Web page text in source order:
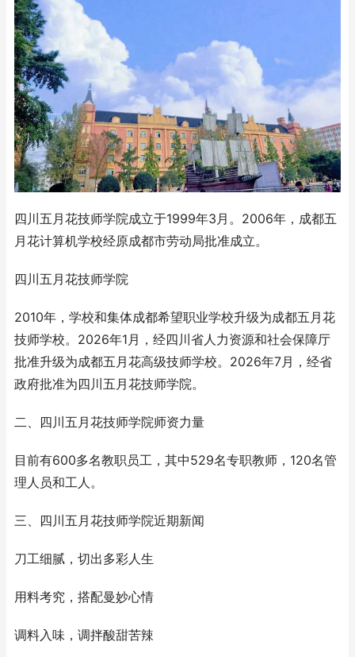
四川五月花技师学院成立于1999年3月。2006年，成都五
月花计算机学校经原成都市劳动局批准成立。
四川五月花技师学院
2010年，学校和集体成都希望职业学校升级为成都五月花
技师学校。2026年1月，经四川省人力资源和社会保障厅
批准升级为成都五月花高级技师学校。2026年7月，经省
政府批准为四川五月花技师学院。
二、四川五月花技师学院师资力量
目前有600多名教职员工，其中529名专职教师，120名管
理人员和工人。
三、四川五月花技师学院近期新闻
刀工细腻，切出多彩人生
用料考究，搭配曼妙心情
调料入味，调拌酸甜苦辣